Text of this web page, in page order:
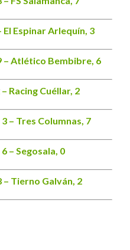
El Espinar Arlequín, 3
– Atlético Bembibre, 6
Racing Cuéllar, 2
– Tres Columnas, 7
– Segosala, 0
– Tierno Galván, 2